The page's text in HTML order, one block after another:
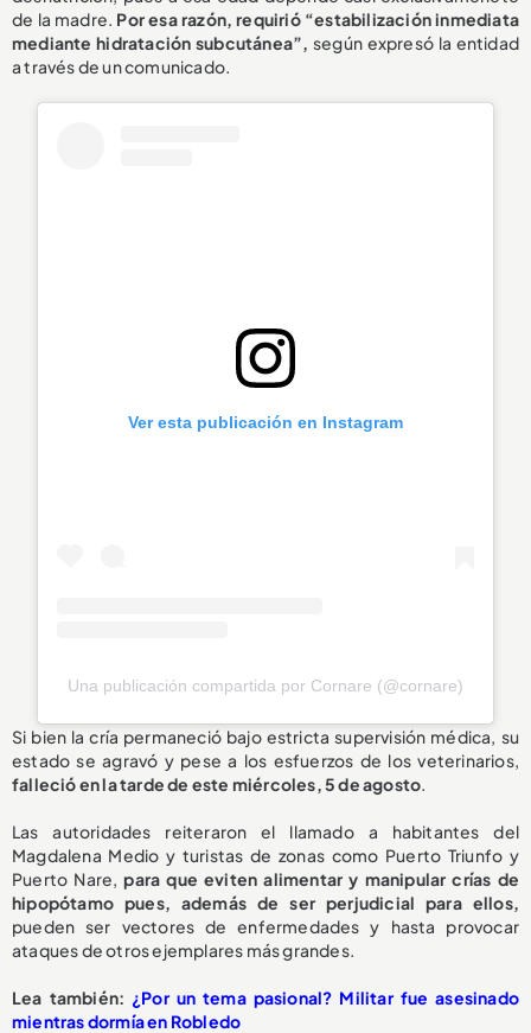
de la madre. Por esa razón, requirió “estabilización inmediata
mediante hidratación subcutánea”, según expresó la entidad
a través de un comunicado.
Ver esta publicación en Instagram
Una publicación compartida por Cornare (@cornare)
Si bien la cría permaneció bajo estricta supervisión médica, su
estado se agravó y pese a los esfuerzos de los veterinarios,
falleció en la tarde de este miércoles, 5 de agosto.
Las autoridades reiteraron el llamado a habitantes del
Magdalena Medio y turistas de zonas como Puerto Triunfo y
Puerto Nare, para que eviten alimentar y manipular crías de
hipopótamo pues, además de ser perjudicial para ellos,
pueden ser vectores de enfermedades y hasta provocar
ataques de otros ejemplares más grandes.
Lea también: ¿Por un tema pasional? Militar fue asesinado
mientras dormía en Robledo